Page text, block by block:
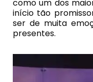
como um dos
início tão
ser de muita
presentes.